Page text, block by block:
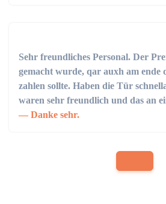
Sehr freundliches Personal. Der
gemacht wurde, qar auxh am ende
zahlen sollte. Haben die Tür
waren sehr freundlich und das an
Danke sehr.